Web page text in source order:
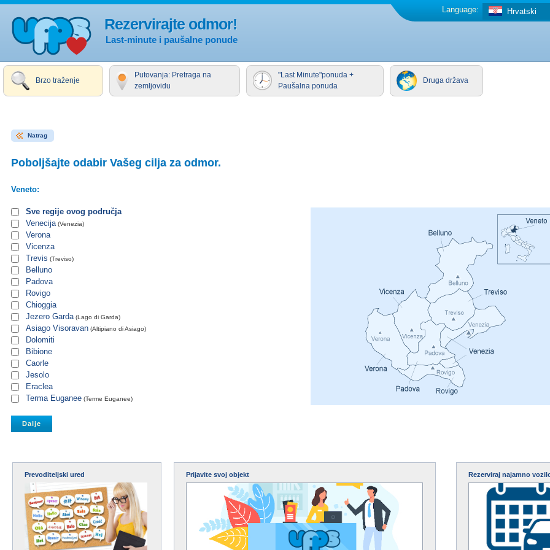
Rezervirajte odmor!
Last-minute i paušalne ponude
Hrvatski
Language:
Brzo traženje
Putovanja: Pretraga na
zemljovidu
"Last Minute"ponuda +
Paušalna ponuda
Druga država
Natrag
Poboljšajte odabir Vašeg cilja za odmor.
Veneto:
Sve regije ovog područja
Venecija(Venezia)
Verona
Vicenza
Trevis (Treviso)
Belluno
Padova
Rovigo
Chioggia
Jezero Garda(Lago di Garda)
Asiago Visoravan(Altipiano di Asiago)
Dolomiti
Bibione
Caorle
Jesolo
Eraclea
Terma Euganee(Terme Euganee)
Prevoditeljski ured Prijavite svoj objekt Rezerviraj najamno